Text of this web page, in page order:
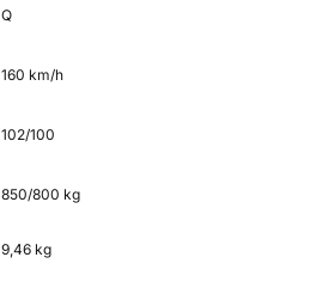
Q
160 km/h
102/100
850/800 kg
9,46 kg